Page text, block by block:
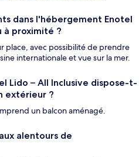
dans l'hébergement Enotel
à proximité ?
place, avec possibilité de prendre
internationale et vue sur la mer.
Lido – All Inclusive dispose-t-
extérieur ?
un balcon aménagé.
alentours de